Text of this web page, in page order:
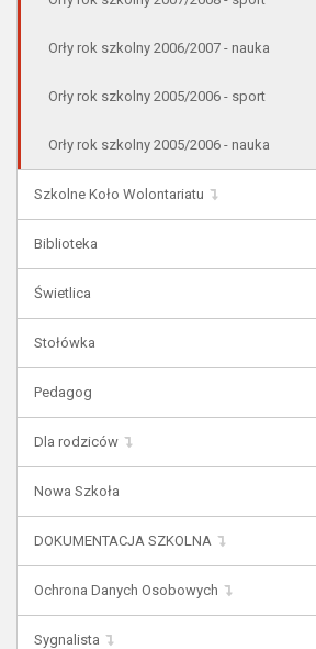
Orły rok szkolny 2006/2007 - nauka
Orły rok szkolny 2005/2006 - sport
Orły rok szkolny 2005/2006 - nauka
Szkolne Koło Wolontariatu
Biblioteka
Świetlica
Stołówka
Pedagog
Dla rodziców
Nowa Szkoła
DOKUMENTACJA SZKOLNA
Ochrona Danych Osobowych
Sygnalista